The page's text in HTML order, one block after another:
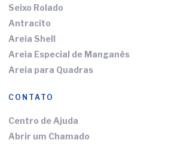
Seixo Rolado
Antracito
Areia Shell
Areia Especial de Manganês
Areia para Quadras
CONTATO
Centro de Ajuda
Abrir um Chamado